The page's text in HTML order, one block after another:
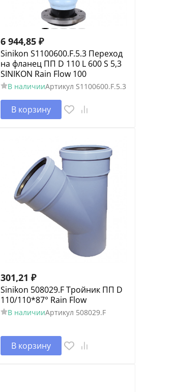
6 944,85 ₽
Sinikon S1100600.F.5.3 Переход
на фланец ПП D 110 L 600 S 5,3
SINIKON Rain Flow 100
В наличииАртикул S1100600.F.5.3
В корзину
301,21 ₽
Sinikon 508029.F Тройник ПП D
110/110*87° Rain Flow
В наличииАртикул 508029.F
В корзину